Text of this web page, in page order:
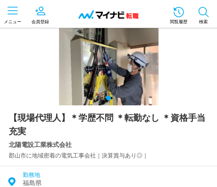
メニュー 会員登録 閲覧履歴 検索
【現場代理人】＊学歴不問 ＊転勤なし ＊資格手当
充実
北陽電設工業株式会社
郡山市に地域密着の電気工事会社｜決算賞与あり◎｜
勤務地
福島県